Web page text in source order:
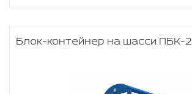
Блок-контейнер на шасси ПБК-2